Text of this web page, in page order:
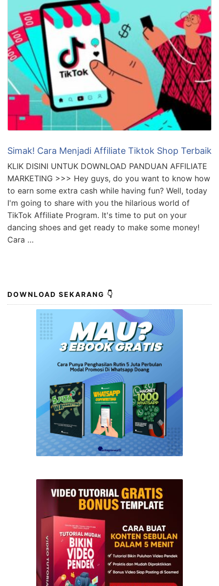
Simak! Cara Menjadi Affiliate Tiktok Shop Terbaik
KLIK DISINI UNTUK DOWNLOAD PANDUAN AFFILIATE
MARKETING >>> Hey guys, do you want to know how
to earn some extra cash while having fun? Well, today
I'm going to share with you the hilarious world of
TikTok Affiliate Program. It's time to put on your
dancing shoes and get ready to make some money!
Cara …
DOWNLOAD SEKARANG 👇